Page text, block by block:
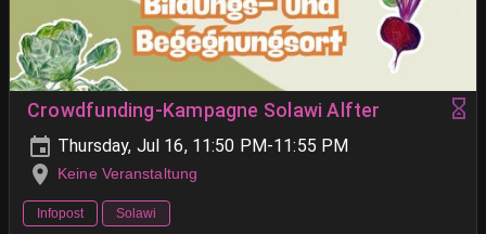
Crowdfunding-Kampagne Solawi Alfter
Thursday, Jul 16, 11:50 PM-11:55 PM
Keine Veranstaltung
Infopost Solawi